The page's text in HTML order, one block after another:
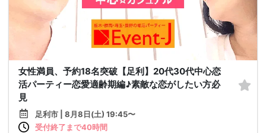
女性満員、予約18名突破【足利】20代30代中心恋
活パーティー恋愛適齢期編♪素敵な恋がしたい方必
見
足利市 | 8月8日(土) 19:45〜
受付終了まで40時間